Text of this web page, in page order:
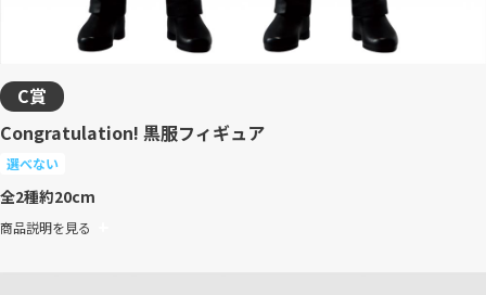
C賞
Congratulation! 黒服フィギュア
選べない
全2種約20cm
商品説明を見る